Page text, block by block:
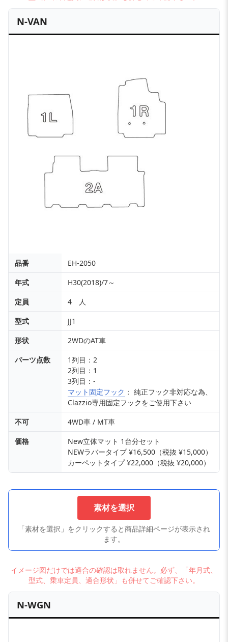
N-VAN
品番
EH-2050
年式
H30(2018)/7～
定員
4 人
型式
JJ1
形状
2WDのAT車
パーツ点数
1列目：2
2列目：1
3列目：-
マット固定フック ： 純正フック非対応な為、
Clazzio専用固定フックをご使用下さい
不可
4WD車 / MT車
価格
New立体マット 1台分セット
NEWラバータイプ ¥16,500（税抜 ¥15,000）
カーペットタイプ ¥22,000（税抜 ¥20,000）
素材を選択
「素材を選択」をクリックすると商品詳細ページが表示され
ます。
イメージ図だけでは適合の確認は取れません。必ず、「年月式、
型式、乗車定員、適合形状」も併せてご確認下さい。
N-WGN